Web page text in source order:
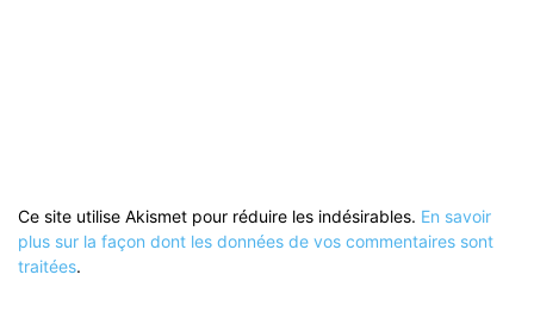
Ce site utilise Akismet pour réduire les indésirables. En savoir
plus sur la façon dont les données de vos commentaires sont
traitées.